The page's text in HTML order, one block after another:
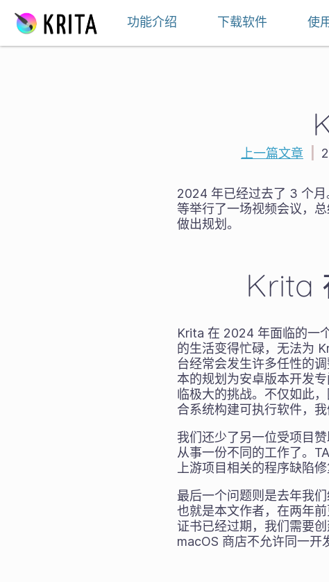
功能介绍
下载软件 使
上一篇文章
2024 年已经过去了 3 个
等举行了一场视频会议，
做出规划。
Krita
Krita 在 2024 年面临的一
的生活变得忙碌，无法为
台经常会发生许多任性的
本的规划为安卓版本开发
临极大的挑战。不仅如此
合系统构建可执行软件，
我们还少了另一位受项目
从事一份不同的工作了。
上游项目相关的程序缺陷
最后一个问题则是去年我
也就是本文作者，在两年
证书已经过期，我们需要
macOS 商店不允许同一开